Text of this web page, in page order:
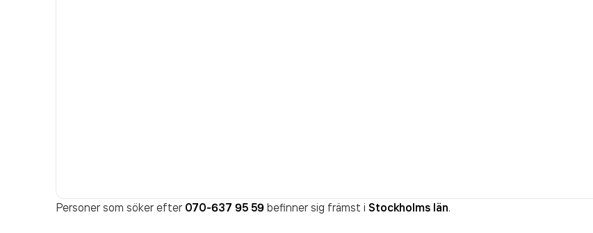
Personer som söker efter 070-637 95 59 befinner sig främst i Stockholms län.